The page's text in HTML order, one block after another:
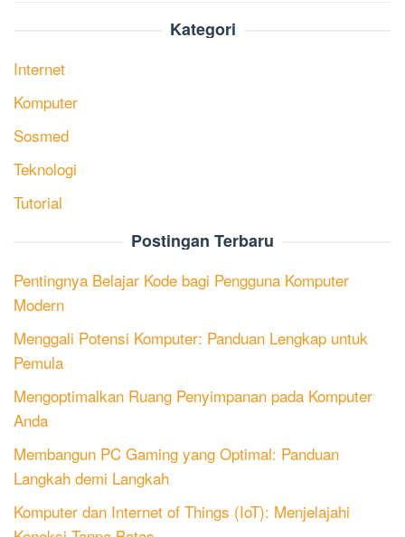
Kategori
Internet
Komputer
Sosmed
Teknologi
Tutorial
Postingan Terbaru
Pentingnya Belajar Kode bagi Pengguna Komputer
Modern
Menggali Potensi Komputer: Panduan Lengkap untuk
Pemula
Mengoptimalkan Ruang Penyimpanan pada Komputer
Anda
Membangun PC Gaming yang Optimal: Panduan
Langkah demi Langkah
Komputer dan Internet of Things (IoT): Menjelajahi